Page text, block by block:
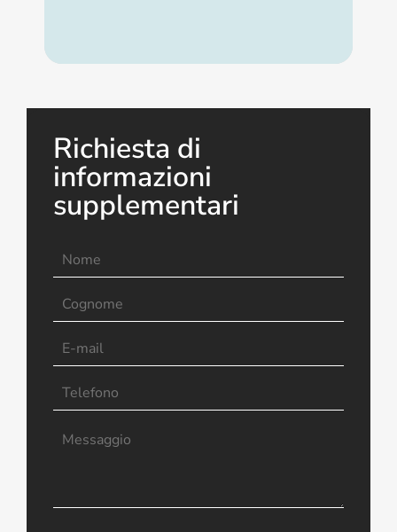
Richiesta di
informazioni
supplementari